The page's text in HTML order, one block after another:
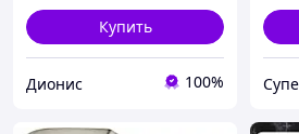
Купить
Дионис 100%